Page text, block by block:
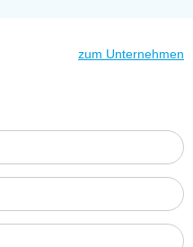
zum Unternehmen